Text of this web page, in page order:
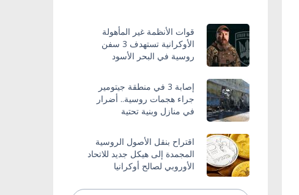
قوات الأنظمة غير المأهولة
الأوكرانية تستهدف 3 سفن
روسية في البحر الأسود
إصابة 3 في منطقة جيتومير
جراء هجمات روسية.. أضرار
في منازل وبنية تحتية
اقتراح بنقل الأصول الروسية
المجمدة إلى هيكل جديد للاتحاد
الأوروبي لصالح أوكرانيا